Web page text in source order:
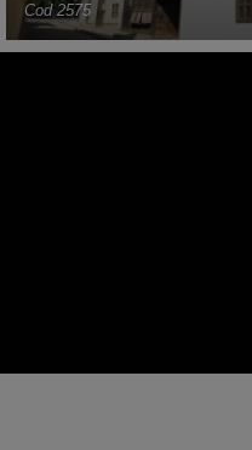
Cod 2575